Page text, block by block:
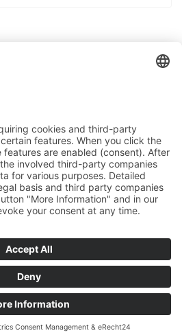
Birkenfeld, Kirchgartenstr. 20, 75217
Birkenfeld.
07231 472054 // E-Mailkontakt@lus-
birkenfeld.de
IMPRESSUM
DATENSCHUTZ